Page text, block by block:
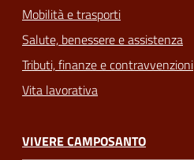
Mobilità e trasporti
Salute, benessere e assistenza
Tributi, finanze e contravvenzioni
Vita lavorativa
VIVERE CAMPOSANTO